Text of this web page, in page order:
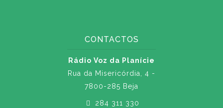
CONTACTOS
Rádio Voz da Planície
Rua da Misericórdia, 4 -
7800-285 Beja
284 311 330